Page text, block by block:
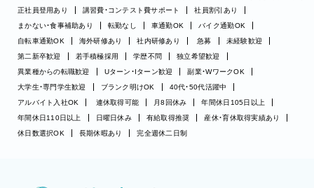
正社員登用あり
講習費・コンテスト費サポート
社員割引あり
まかない・食事補助あり
転勤なし 車通勤OK
バイク通勤OK
自転車通勤OK
海外研修あり 社内研修あり 急募
未経験歓迎
第二新卒歓迎
若手積極採用 学歴不問
独立希望歓迎
異業種からの転職歓迎
Uターン・Iターン歓迎
副業・WワークOK
大学生・専門学生歓迎
ブランク明けOK
40代・50代活躍中
アルバイト入社OK
連休取得可能 月8回休み
年間休日105日以上
年間休日110日以上
日曜日休み 有給取得推奨
産休・育休取得実績あり
休日数選択OK
長期休暇あり 完全週休二日制